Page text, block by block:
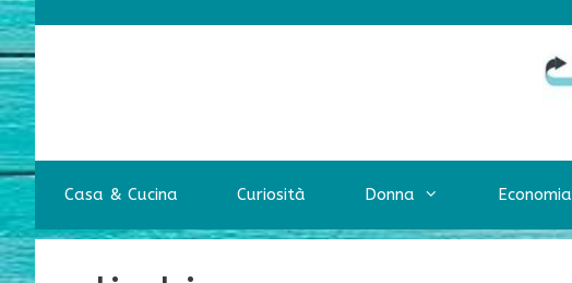
Vai
al
contenuto
Casa & Cucina Curiosità Donna Economia